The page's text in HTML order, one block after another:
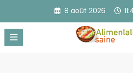
contenu
8 août 2026